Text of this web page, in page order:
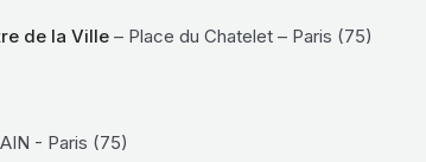
de la Ville – Place du Chatelet – Paris (75)
- Paris (75)